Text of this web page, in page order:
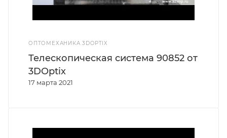
ОПТОМЕХАНИКА 3DOPTIX
17 марта 2021
Телескопическая система 90852 от
3DOptix